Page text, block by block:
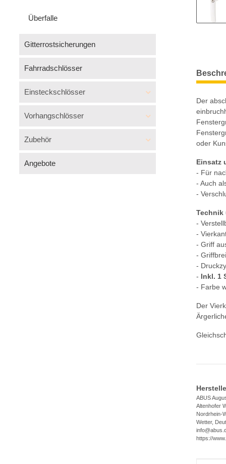
Der
oder
Einsatz
- Für
- Auch
-
Technik
-
-
- Griff
-
-
- Inkl. 1
- Farbe
Der
ABUS
Altenhofer
Nordrhein-
Wetter,
https://
Überfalle
Gitterrostsicherungen
Fahrradschlösser
Einsteckschlösser
Vorhangschlösser
Zubehör
Angebote